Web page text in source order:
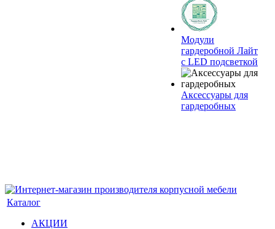
Модули
гардеробной Лайт
с LED подсветкой
Аксессуары для
гардеробных
Каталог
АКЦИИ